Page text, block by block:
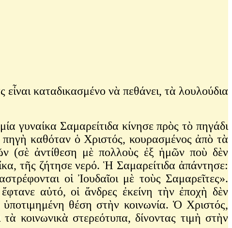
καταδικασμένο νὰ πεθάνει, τὰ λουλούδια
γυναίκα Σαμαρείτιδα κίνησε πρὸς τὸ πηγάδι
καθόταν ὁ Χριστός, κουρασμένος ἀπὸ τὰ
(σὲ ἀντίθεση μὲ πολλοὺς ἐξ ἡμῶν ποὺ δὲν
τῆς ζήτησε νερό. Ἡ Σαμαρείτιδα ἀπάντησε:
οἱ Ἰουδαῖοι μὲ τοὺς Σαμαρεῖτες».
αὐτό, οἱ ἄνδρες ἐκείνη τὴν ἐποχὴ δὲν
θέση στὴν κοινωνία. Ὁ Χριστός,
κοινωνικὰ στερεότυπα, δίνοντας τιμὴ στὴν